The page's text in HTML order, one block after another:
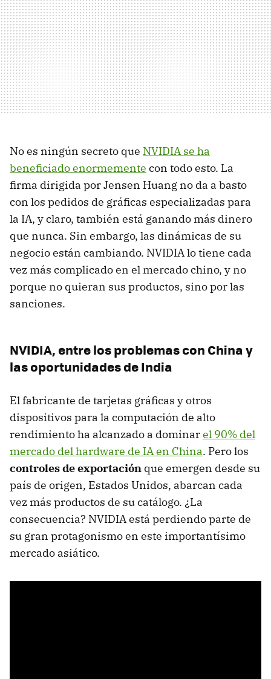
No es ningún secreto que NVIDIA se ha
beneficiado enormemente con todo esto. La
firma dirigida por Jensen Huang no da a basto
con los pedidos de gráficas especializadas para
la IA, y claro, también está ganando más dinero
que nunca. Sin embargo, las dinámicas de su
negocio están cambiando. NVIDIA lo tiene cada
vez más complicado en el mercado chino, y no
porque no quieran sus productos, sino por las
sanciones.
NVIDIA, entre los problemas con China y
las oportunidades de India
El fabricante de tarjetas gráficas y otros
dispositivos para la computación de alto
rendimiento ha alcanzado a dominarel 90% del
mercado del hardware de IA en China. Pero los
controles de exportación que emergen desde su
país de origen, Estados Unidos, abarcan cada
vez más productos de su catálogo. ¿La
consecuencia? NVIDIA está perdiendo parte de
su gran protagonismo en este importantísimo
mercado asiático.